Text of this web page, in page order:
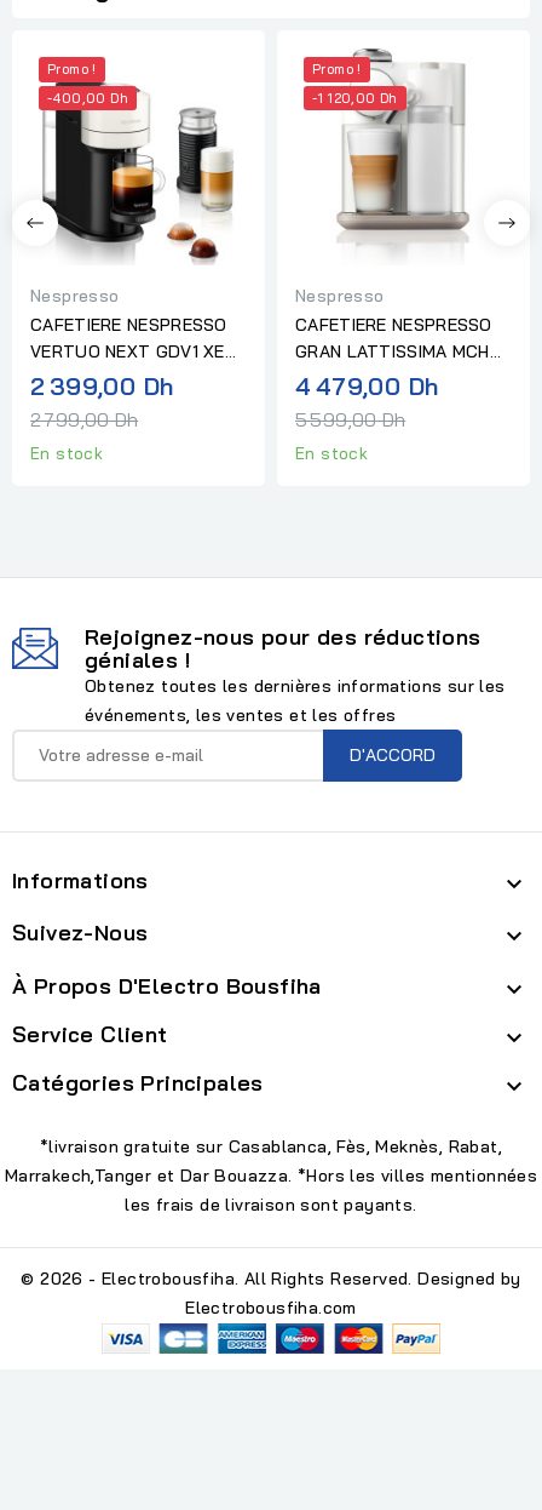
Promo !
-400,00 Dh
Nespresso
CAFETIERE NESPRESSO
VERTUO NEXT GDV1 XE
BLANC
2 399,00 DhPrix
2 799,00 Dh
En stock
Promo !
-1 120,00 Dh
Nespresso
CAFETIERE NESPRESSO
GRAN LATTISSIMA MCH
WHT F541 BLANC
4 479,00 DhPrix
5 599,00 Dh
En stock
Rejoignez-nous pour des réductions
géniales !
Obtenez toutes les dernières informations sur les
événements, les ventes et les offres
Informations 
Suivez-Nous 
À Propos D'Electro Bousfiha 
Service Client 
Catégories Principales 
*livraison gratuite sur Casablanca, Fès, Meknès, Rabat,
Marrakech,Tanger et Dar Bouazza. *Hors les villes mentionnées
les frais de livraison sont payants.
© 2026 - Electrobousfiha. All Rights Reserved. Designed by
Electrobousfiha.com